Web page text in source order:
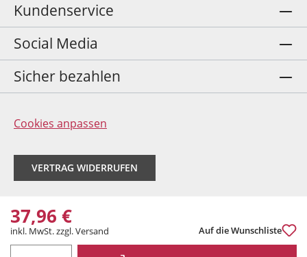
37,96 €
inkl. MwSt. zzgl. Versand Auf die Wunschliste
Kundenservice
Social Media
Sicher bezahlen
Cookies anpassen
VERTRAG WIDERRUFEN